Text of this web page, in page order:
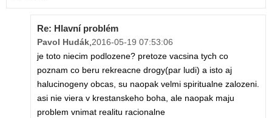
Re: Hlavní problém
Pavol Hudák,2016-05-19 07:53:06
je toto niecim podlozene? pretoze vacsina tych co
poznam co beru rekreacne drogy(par ludi) a isto aj
halucinogeny obcas, su naopak velmi spiritualne zalozeni.
asi nie viera v krestanskeho boha, ale naopak maju
problem vnimat realitu racionalne